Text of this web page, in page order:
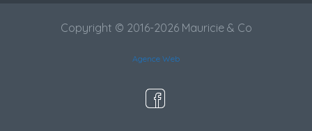
Copyright © 2016-2026 Mauricie & Co
Agence Web